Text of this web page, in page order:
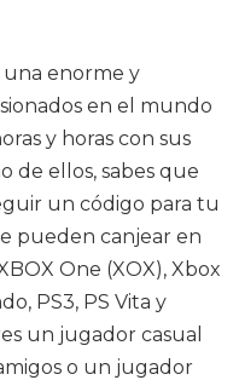
enorme y
en el mundo
y horas con sus
de ellos, sabes que
un código para tu
pueden canjear en
One (XOX), Xbox
PS3, PS Vita y
un jugador casual
o un jugador